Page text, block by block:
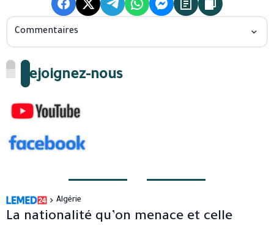
Commentaires
Rejoignez-nous
Algérie
La nationalité qu’on menace et celle